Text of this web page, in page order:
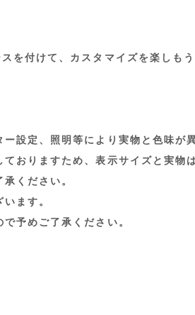
を付けて、カスタマイズを楽しもう
設定、照明等により実物と色味が
おりますため、表示サイズと実
ください。
ます。
予めご了承ください。